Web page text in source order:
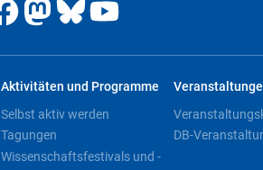
Aktivitäten und Programme
Selbst aktiv werden
Tagungen
Wissenschaftsfestivals und -
DB-